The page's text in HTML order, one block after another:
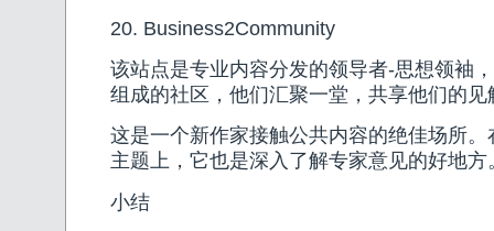
20. Business2Community
该站点是专业内容分发的领导者-思想领袖
组成的社区，他们汇聚一堂，共享他们的见
这是一个新作家接触公共内容的绝佳场所
主题上，它也是深入了解专家意见的好地方
小结